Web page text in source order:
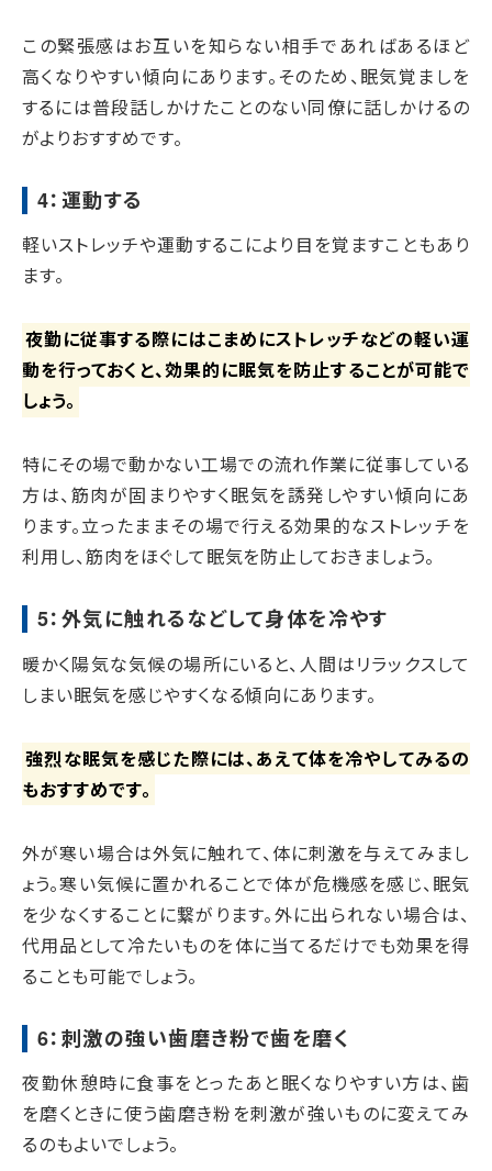
この緊張感はお互いを知らない相手であればあるほど
高くなりやすい傾向にあります。そのため、眠気覚ましを
するには普段話しかけたことのない同僚に話しかけるの
がよりおすすめです。
4：運動する
軽いストレッチや運動するこにより目を覚ますこともあり
ます。
夜勤に従事する際にはこまめにストレッチなどの軽い運
動を行っておくと、効果的に眠気を防止することが可能で
しょう。
特にその場で動かない工場での流れ作業に従事している
方は、筋肉が固まりやすく眠気を誘発しやすい傾向にあ
ります。立ったままその場で行える効果的なストレッチを
利用し、筋肉をほぐして眠気を防止しておきましょう。
5：外気に触れるなどして身体を冷やす
暖かく陽気な気候の場所にいると、人間はリラックスして
しまい眠気を感じやすくなる傾向にあります。
強烈な眠気を感じた際には、あえて体を冷やしてみるの
もおすすめです。
外が寒い場合は外気に触れて、体に刺激を与えてみまし
ょう。寒い気候に置かれることで体が危機感を感じ、眠気
を少なくすることに繋がります。外に出られない場合は、
代用品として冷たいものを体に当てるだけでも効果を得
ることも可能でしょう。
6：刺激の強い歯磨き粉で歯を磨く
夜勤休憩時に食事をとったあと眠くなりやすい方は、歯
を磨くときに使う歯磨き粉を刺激が強いものに変えてみ
るのもよいでしょう。